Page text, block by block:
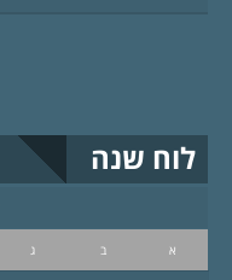
לוח שנה
א ב ג